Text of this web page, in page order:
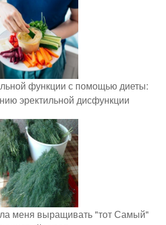
функции с помощью диеты:
эректильной дисфункции
меня выращивать "тот Самый"